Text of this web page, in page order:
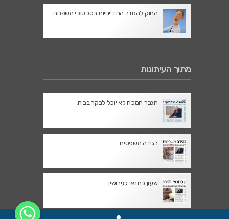
החוק להסדר התדיינויות בסכסוכי משפחה
מתוך העיתונות
הגבר המכה לא יוכל לבקר בבית
בגידה משפטית
שעון כתנאי לגירושין